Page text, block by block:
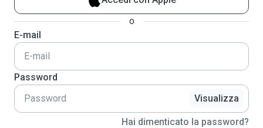
o
E-mail
Password
Visualizza
Hai dimenticato la password?